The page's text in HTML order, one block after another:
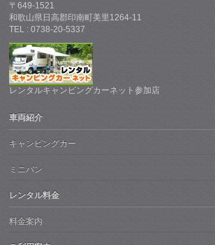
〒649-1521
和歌山県日高郡印南町美里1264-11
TEL : 0738-20-5337
レンタルキャンピングカーネット参加店
車両紹介
キャンピングカー
ミニバン
レンタル料金
料金案内